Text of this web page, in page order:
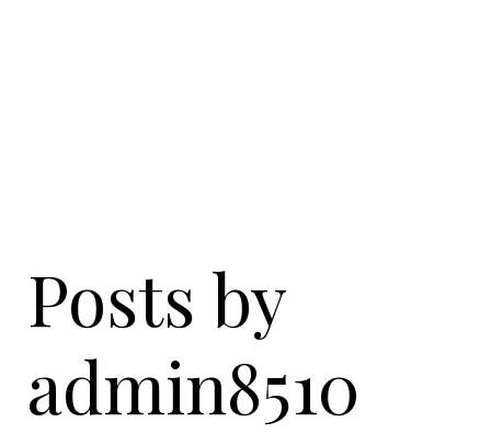
Posts by
admin8510